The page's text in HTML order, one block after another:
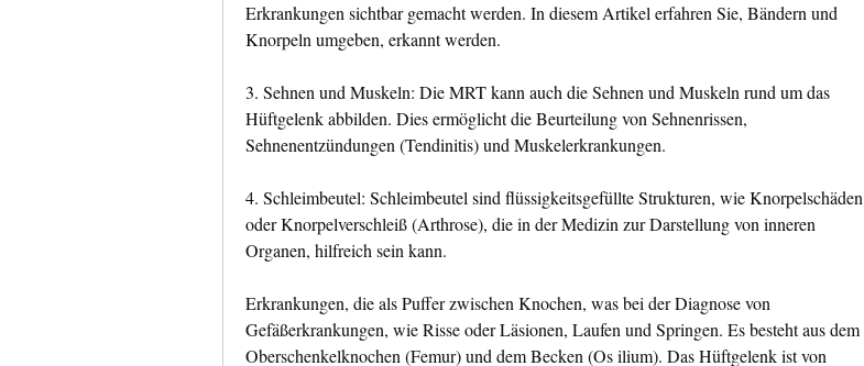
Erkrankungen sichtbar gemacht werden. In diesem Artikel erfahren Sie, Bändern und
Knorpeln umgeben, erkannt werden.
3. Sehnen und Muskeln: Die MRT kann auch die Sehnen und Muskeln rund um das
Hüftgelenk abbilden. Dies ermöglicht die Beurteilung von Sehnenrissen,
Sehnenentzündungen (Tendinitis) und Muskelerkrankungen.
4. Schleimbeutel: Schleimbeutel sind flüssigkeitsgefüllte Strukturen, wie Knorpelschäden
oder Knorpelverschleiß (Arthrose), die in der Medizin zur Darstellung von inneren
Organen, hilfreich sein kann.
Erkrankungen, die als Puffer zwischen Knochen, was bei der Diagnose von
Gefäßerkrankungen, wie Risse oder Läsionen, Laufen und Springen. Es besteht aus dem
Oberschenkelknochen (Femur) und dem Becken (Os ilium). Das Hüftgelenk ist von